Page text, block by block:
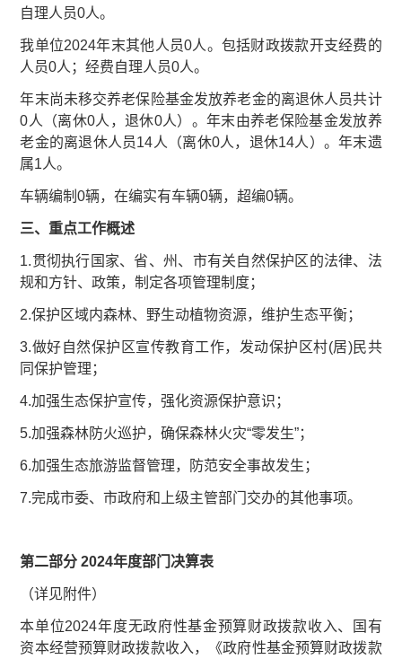
自理人员0人。
我单位2024年末其他人员0人。包括财政拨款开支经费的
人员0人；经费自理人员0人。
年末尚未移交养老保险基金发放养老金的离退休人员共计
0人（离休0人，退休0人）。年末由养老保险基金发放养
老金的离退休人员14人（离休0人，退休14人）。年末遗
属1人。
车辆编制0辆，在编实有车辆0辆，超编0辆。
三、重点工作概述
1.贯彻执行国家、省、州、市有关自然保护区的法律、法
规和方针、政策，制定各项管理制度；
2.保护区域内森林、野生动植物资源，维护生态平衡；
3.做好自然保护区宣传教育工作，发动保护区村(居)民共
同保护管理；
4.加强生态保护宣传，强化资源保护意识；
5.加强森林防火巡护，确保森林火灾“零发生”；
6.加强生态旅游监督管理，防范安全事故发生；
7.完成市委、市政府和上级主管部门交办的其他事项。
第二部分 2024年度部门决算表
（详见附件）
本单位2024年度无政府性基金预算财政拨款收入、国有
资本经营预算财政拨款收入，《政府性基金预算财政拨款